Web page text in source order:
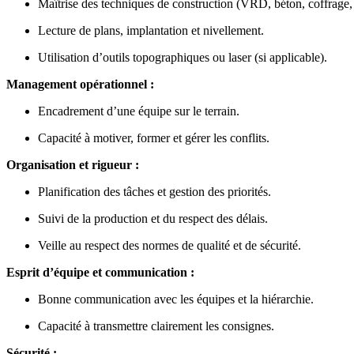
Maîtrise des techniques de construction (VRD, béton,
Lecture de plans, implantation et nivellement.
Utilisation d’outils topographiques ou laser (si applicable).
Management opérationnel :
Encadrement d’une équipe sur le terrain.
Capacité à motiver, former et gérer les conflits.
Organisation et rigueur :
Planification des tâches et gestion des priorités.
Suivi de la production et du respect des délais.
Veille au respect des normes de qualité et de sécurité.
Esprit d’équipe et communication :
Bonne communication avec les équipes et la hiérarchie.
Capacité à transmettre clairement les consignes.